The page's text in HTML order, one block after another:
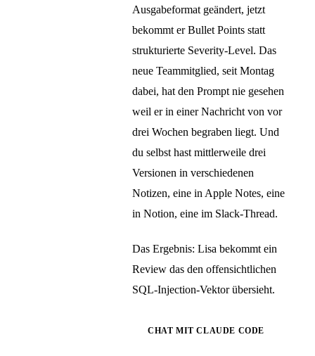
Ausgabeformat geändert, jetzt
bekommt er Bullet Points statt
strukturierte Severity-Level. Das
neue Teammitglied, seit Montag
dabei, hat den Prompt nie gesehen
weil er in einer Nachricht von vor
drei Wochen begraben liegt. Und
du selbst hast mittlerweile drei
Versionen in verschiedenen
Notizen, eine in Apple Notes, eine
in Notion, eine im Slack-Thread.
Das Ergebnis: Lisa bekommt ein
Review das den offensichtlichen
SQL-Injection-Vektor übersieht.
CHAT MIT CLAUDE CODE